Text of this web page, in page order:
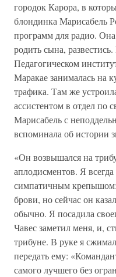
городок Карора, в
блондинка Марисабель
программ для радио.
родить сына,
Педагогическом
Маракае занималась на
трафика. Там же
ассистентом в отдел по
Марисабель с
вспоминала об истории
«Он возвышался на
аплодисментов. Я
симпатичным
брови, но сейчас он
обычно. Я посадила
Чавес заметил меня, и,
трибуне. В руке я
передать ему:
самого лучшего без